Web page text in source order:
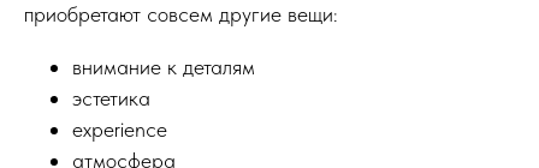
приобретают совсем другие вещи:
внимание к деталям
эстетика
experience
атмосфера